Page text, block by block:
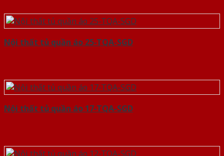
Nội thất tủ quần áo 25-TQA-SGD
Nội thất tủ quần áo 17-TQA-SGD